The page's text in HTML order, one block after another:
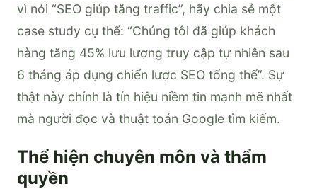
vì nói “SEO giúp tăng traffic”, hãy chia sẻ một
case study cụ thể: “Chúng tôi đã giúp khách
hàng tăng 45% lưu lượng truy cập tự nhiên sau
6 tháng áp dụng chiến lược SEO tổng thể”. Sự
thật này chính là tín hiệu niềm tin mạnh mẽ nhất
mà người đọc và thuật toán Google tìm kiếm.
Thể hiện chuyên môn và thẩm
quyền